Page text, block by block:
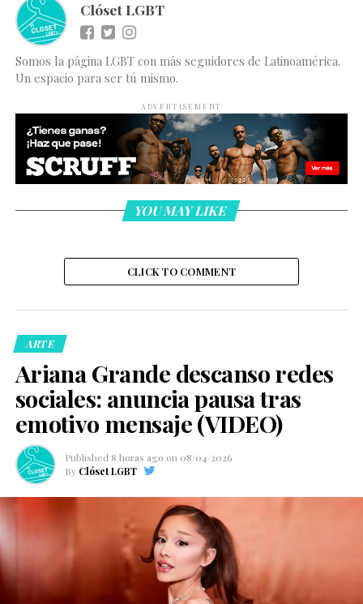
Clóset LGBT
Somos la página LGBT con más seguidores de Latinoamérica.
Un espacio para ser tú mismo.
ADVERTISEMENT
YOU MAY LIKE
CLICK TO COMMENT
ARTE
Ariana Grande descanso redes
sociales: anuncia pausa tras
emotivo mensaje (VIDEO)
Published 8 horas ago on 08/04/2026
By Clóset LGBT